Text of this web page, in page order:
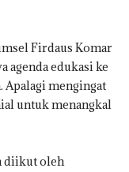
Firdaus Komar
agenda edukasi ke
mengingat
untuk menangkal
diikut oleh